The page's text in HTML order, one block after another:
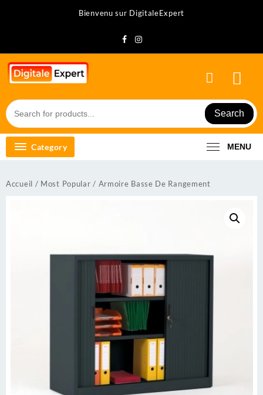
Bienvenu sur DigitaleExpert
Search
Category MENU
Accueil / Most Popular / Armoire Basse De Rangement